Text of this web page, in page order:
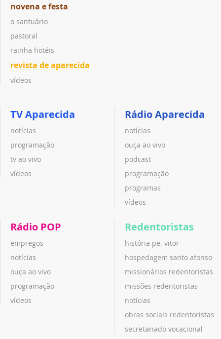
novena e festa
o santuário
pastoral
rainha hotéis
revista de aparecida
vídeos
TV Aparecida
notícias
programação
tv ao vivo
vídeos
Rádio Aparecida
notícias
ouça ao vivo
podcast
programação
programas
vídeos
Rádio POP
empregos
notícias
ouça ao vivo
programação
vídeos
Redentoristas
história pe. vitor
hospedagem santo afonso
missionários redentoristas
missões redentoristas
notícias
obras sociais redentoristas
secretariado vocacional